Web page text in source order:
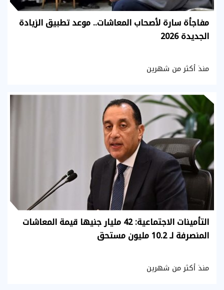
مفاجأة سارة لأصحاب المعاشات.. موعد تطبيق الزيادة
الجديدة 2026
منذ أكثر من شهرين
التأمينات الاجتماعية: 42 مليار جنيها قيمة المعاشات
المنصرفة لـ 10.2 مليون مستحق
منذ أكثر من شهرين